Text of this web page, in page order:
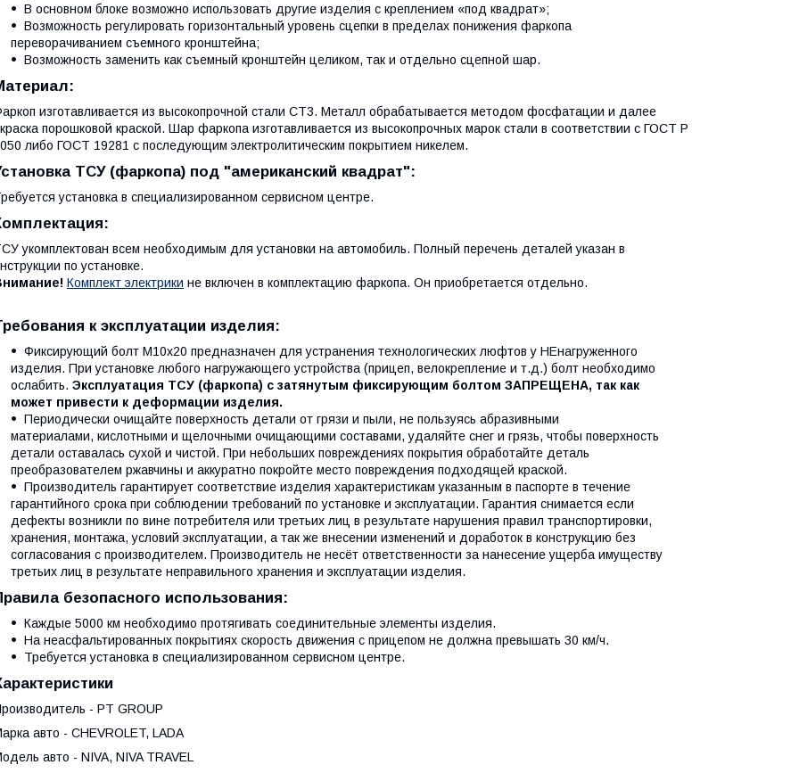
В основном блоке возможно использовать другие изделия с креплением «под квадрат»;
Возможность регулировать горизонтальный уровень сцепки в пределах понижения фаркопа
переворачиванием съемного кронштейна;
Возможность заменить как съемный кронштейн целиком, так и отдельно сцепной шар.
изготавливается из высокопрочной стали СТ3. Металл обрабатывается методом фосфатации и далее
порошковой краской. Шар фаркопа изготавливается из высокопрочных марок стали в соответствии с ГОСТ Р
либо ГОСТ 19281 с последующим электролитическим покрытием никелем.
ТСУ (фаркопа) под "американский квадрат":
установка в специализированном сервисном центре.
укомплектован всем необходимым для установки на автомобиль. Полный перечень деталей указан в
по установке.
Комплект электрики не включен в комплектацию фаркопа. Он приобретается отдельно.
к эксплуатации изделия:
Фиксирующий болт М10х20 предназначен для устранения технологических люфтов у НЕнагруженного
изделия. При установке любого нагружающего устройства (прицеп, велокрепление и т.д.) болт необходимо
ослабить. Эксплуатация ТСУ (фаркопа) с затянутым фиксирующим болтом ЗАПРЕЩЕНА, так как
может привести к деформации изделия.
Периодически очищайте поверхность детали от грязи и пыли, не пользуясь абразивными
материалами, кислотными и щелочными очищающими составами, удаляйте снег и грязь, чтобы поверхность
детали оставалась сухой и чистой. При небольших повреждениях покрытия обработайте деталь
преобразователем ржавчины и аккуратно покройте место повреждения подходящей краской.
Производитель гарантирует соответствие изделия характеристикам указанным в паспорте в течение
гарантийного срока при соблюдении требований по установке и эксплуатации. Гарантия снимается если
дефекты возникли по вине потребителя или третьих лиц в результате нарушения правил транспортировки,
хранения, монтажа, условий эксплуатации, а так же внесении изменений и доработок в конструкцию без
согласования с производителем. Производитель не несёт ответственности за нанесение ущерба имуществу
третьих лиц в результате неправильного хранения и эксплуатации изделия.
безопасного использования:
Каждые 5000 км необходимо протягивать соединительные элементы изделия.
На неасфальтированных покрытиях скорость движения с прицепом не должна превышать 30 км/ч.
Требуется установка в специализированном сервисном центре.
- PT GROUP
авто - CHEVROLET, LADA
авто - NIVA, NIVA TRAVEL